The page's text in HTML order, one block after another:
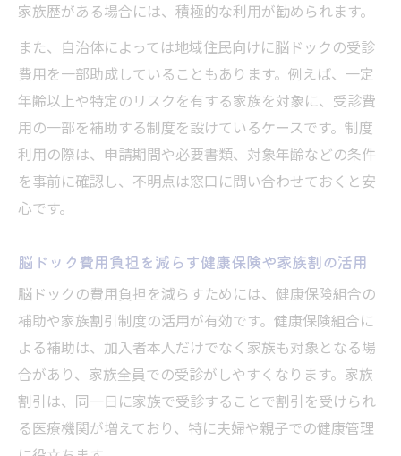
家族歴がある場合には、積極的な利用が勧められます。
また、自治体によっては地域住民向けに脳ドックの受診
費用を一部助成していることもあります。例えば、一定
年齢以上や特定のリスクを有する家族を対象に、受診費
用の一部を補助する制度を設けているケースです。制度
利用の際は、申請期間や必要書類、対象年齢などの条件
を事前に確認し、不明点は窓口に問い合わせておくと安
心です。
脳ドック費用負担を減らす健康保険や家族割の活用
脳ドックの費用負担を減らすためには、健康保険組合の
補助や家族割引制度の活用が有効です。健康保険組合に
よる補助は、加入者本人だけでなく家族も対象となる場
合があり、家族全員での受診がしやすくなります。家族
割引は、同一日に家族で受診することで割引を受けられ
る医療機関が増えており、特に夫婦や親子での健康管理